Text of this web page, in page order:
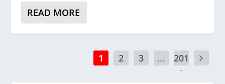
READ MORE
1 2 3 ...
201
9